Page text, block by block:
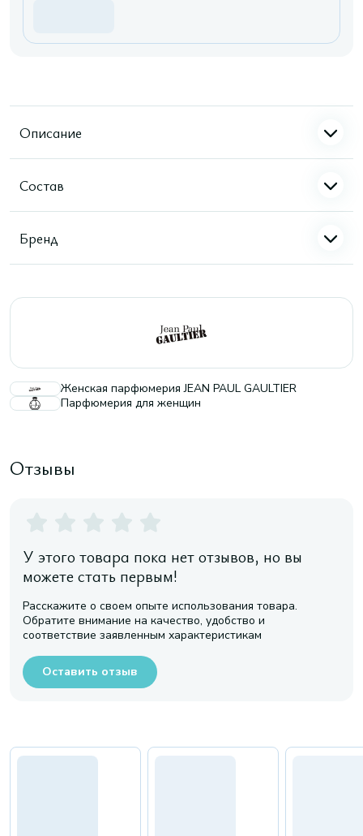
Описание
Состав
Бренд
Женская парфюмерия JEAN PAUL GAULTIER
Парфюмерия для женщин
Отзывы
У этого товара пока нет отзывов, но вы
можете стать первым!
Расскажите о своем опыте использования товара.
Обратите внимание на качество, удобство и
соответствие заявленным характеристикам
Оставить отзыв